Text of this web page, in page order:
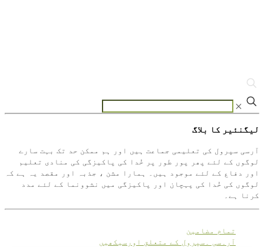
✕
لیگنئیر کا بلاگ
آرسی سپرول کی تعلیمی جماعت ہیں اور ہم ممکن حد تک بہت سارے
لوگوں کے لئے پھر پور طور پر خُدا کی پاکیزگی کی منادی تعلیم
اور دفاع کے لئے موجود ہیں۔ ہمارا مشن ، جذبہ اور مقصد یہ ہے کہ
لوگوں کی خُدا کی پہچان اور پاکیزگی میں نشوونما کے لئے مدد
کرنا ہے۔
تمام مضامین
آر۔سی ۔سپرول کے متعلق اورسیکھیں